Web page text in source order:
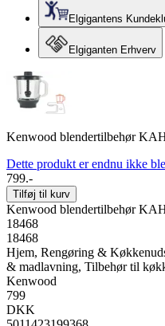
Elgigantens
Elgiganten Erhverv
Kenwood blendertilbehør
Dette produkt er endnu ikke
799.-
Tilføj til kurv
Kenwood blendertilbehør
18468
18468
Hjem, Rengøring &
& madlavning, Tilbehør til
Kenwood
799
DKK